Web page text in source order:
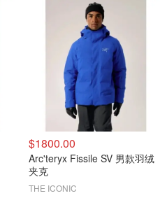
$1800.00
Arc'teryx Fissile SV 男款羽绒
夹克
THE ICONIC